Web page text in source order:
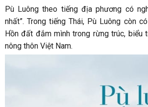
Pù Luông theo tiếng địa phương có
nhất”. Trong tiếng Thái, Pù Luông còn
Hồn đất đắm mình trong rừng trúc, biểu
nông thôn Việt Nam.